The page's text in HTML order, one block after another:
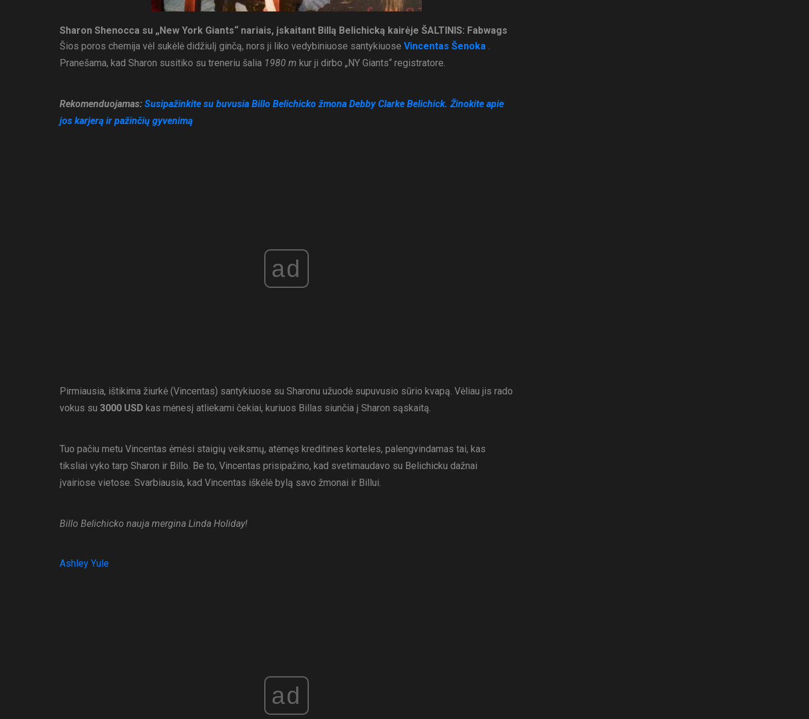
Sharon Shenocca su „New York Giants“ nariais, įskaitant Billą Belichicką kairėje ŠALTINIS: Fabwags
Šios poros chemija vėl sukėlė didžiulį ginčą, nors ji liko vedybiniuose santykiuose Vincentas Šenoka .
Pranešama, kad Sharon susitiko su treneriu šalia 1980 m kur ji dirbo „NY Giants“ registratore.
Rekomenduojamas: Susipažinkite su buvusia Billo Belichicko žmona Debby Clarke Belichick. Žinokite apie
jos karjerą ir pažinčių gyvenimą
ad
Pirmiausia, ištikima žiurkė (Vincentas) santykiuose su Sharonu užuodė supuvusio sūrio kvapą. Vėliau jis rado
vokus su 3000 USD kas mėnesį atliekami čekiai, kuriuos Billas siunčia į Sharon sąskaitą.
Tuo pačiu metu Vincentas ėmėsi staigių veiksmų, atėmęs kreditines korteles, palengvindamas tai, kas
tiksliai vyko tarp Sharon ir Billo. Be to, Vincentas prisipažino, kad svetimaudavo su Belichicku dažnai
įvairiose vietose. Svarbiausia, kad Vincentas iškėlė bylą savo žmonai ir Billui.
Billo Belichicko nauja mergina Linda Holiday!
Ashley Yule
ad